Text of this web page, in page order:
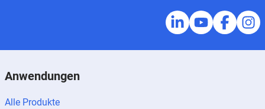
Anwendungen
Alle Produkte